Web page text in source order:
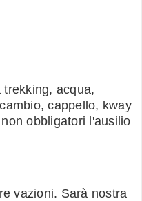
acqua,
cappello, kway
obbligatori l'ausilio
vazioni. Sarà nostra